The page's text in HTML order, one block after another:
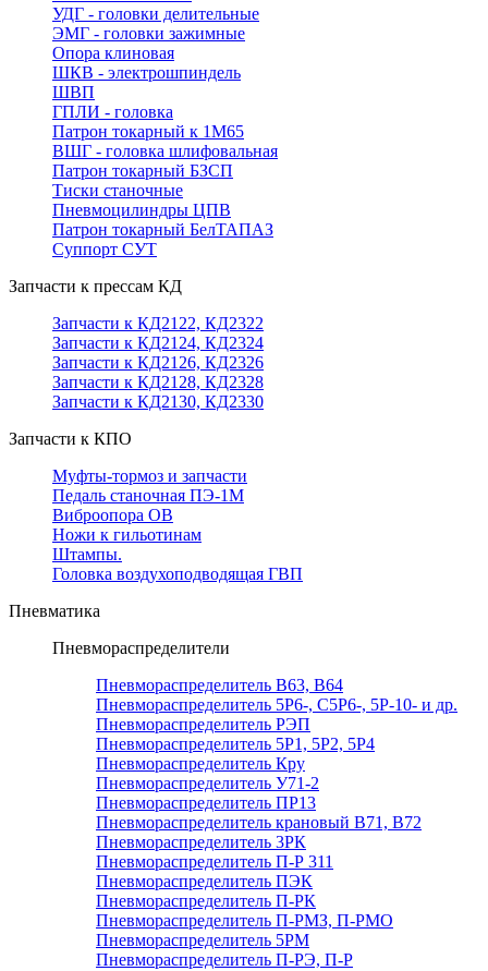
УДГ - головки делительные
ЭМГ - головки зажимные
Опора клиновая
ШКВ - электрошпиндель
ШВП
ГПЛИ - головка
Патрон токарный к 1М65
ВШГ - головка шлифовальная
Патрон токарный БЗСП
Тиски станочные
Пневмоцилиндры ЦПВ
Патрон токарный БелТАПАЗ
Суппорт СУТ
Запчасти к прессам КД
Запчасти к КД2122, КД2322
Запчасти к КД2124, КД2324
Запчасти к КД2126, КД2326
Запчасти к КД2128, КД2328
Запчасти к КД2130, КД2330
Запчасти к КПО
Муфты-тормоз и запчасти
Педаль станочная ПЭ-1М
Виброопора ОВ
Ножи к гильотинам
Штампы.
Головка воздухоподводящая ГВП
Пневматика
Пневмораспределители
Пневмораспределитель В63, В64
Пневмораспределитель 5Р6-, С5Р6-, 5Р-10- и др.
Пневмораспределитель РЭП
Пневмораспределитель 5Р1, 5Р2, 5Р4
Пневмораспределитель Кру
Пневмораспределитель У71-2
Пневмораспределитель ПР13
Пневмораспределитель крановый В71, В72
Пневмораспределитель 3РК
Пневмораспределитель П-Р 311
Пневмораспределитель ПЭК
Пневмораспределитель П-РК
Пневмораспределитель П-РМЗ, П-РМО
Пневмораспределитель 5РМ
Пневмораспределитель П-РЭ, П-Р